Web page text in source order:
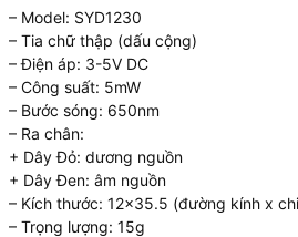
– Model: SYD1230
– Tia chữ thập (dấu cộng)
– Điện áp: 3-5V DC
– Công suất: 5mW
– Bước sóng: 650nm
– Ra chân:
+ Dây Đỏ: dương nguồn
+ Dây Đen: âm nguồn
– Kích thước: 12×35.5 (đường kính x
– Trọng lượng: 15g